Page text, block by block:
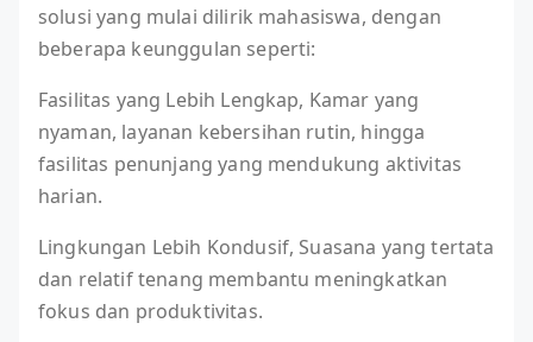
solusi yang mulai dilirik mahasiswa, dengan
beberapa keunggulan seperti:
Fasilitas yang Lebih Lengkap, Kamar yang
nyaman, layanan kebersihan rutin, hingga
fasilitas penunjang yang mendukung aktivitas
harian.
Lingkungan Lebih Kondusif, Suasana yang tertata
dan relatif tenang membantu meningkatkan
fokus dan produktivitas.